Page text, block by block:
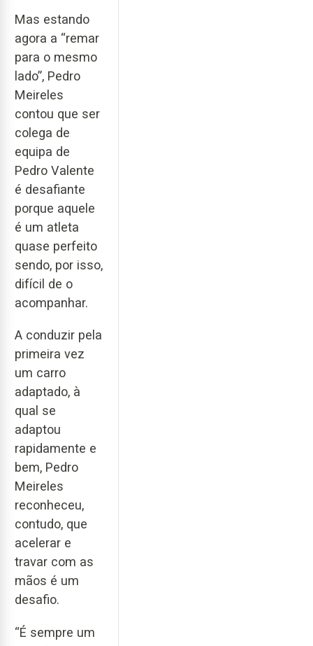
Mas estando
agora a “remar
para o mesmo
lado”, Pedro
Meireles
contou que ser
colega de
equipa de
Pedro Valente
é desafiante
porque aquele
é um atleta
quase perfeito
sendo, por isso,
difícil de o
acompanhar.
A conduzir pela
primeira vez
um carro
adaptado, à
qual se
adaptou
rapidamente e
bem, Pedro
Meireles
reconheceu,
contudo, que
acelerar e
travar com as
mãos é um
desafio.
“É sempre um